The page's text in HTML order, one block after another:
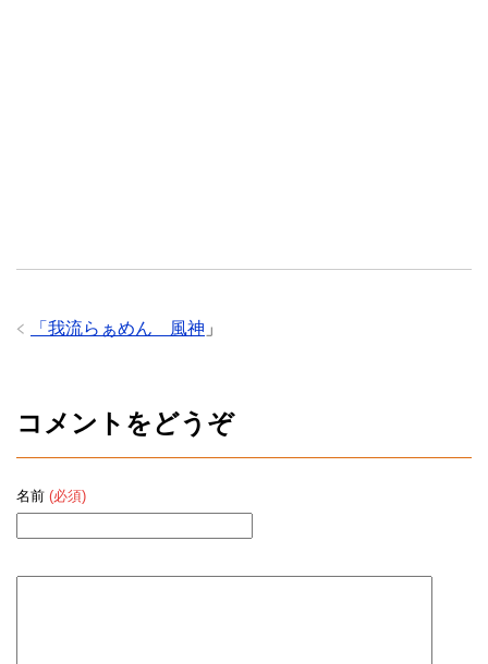
「 我流らぁめん 風神 」
コメントをどうぞ
名前 (必須)